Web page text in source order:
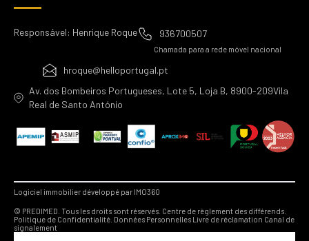
Responsável: Henrique Roque 936700507
Chamada para a rede móvel nacional
hroque@helloportugal.pt
Av. dos Bombeiros Portugueses, Lote 5, Loja B, 8900-209Vila
Real de Santo António
Logiciel immobilier développé par IMO360
© PREDIMED. Tous les droits sont réservés. Centre de règlement des différends.
Politique de Confidentialité. Données PersonnellesLivre de réclamation Canal de
signalement